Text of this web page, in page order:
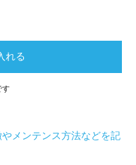
れる
す
メンテンス方法などを記